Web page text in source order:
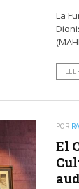
La
POR
El